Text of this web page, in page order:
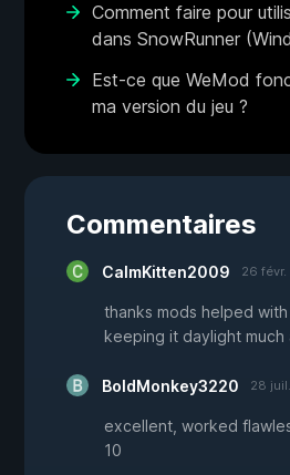
Comment faire pour
dans SnowRunner
Est-ce que WeMod
ma version du jeu ?
Commentaires
CalmKitten2009 26 févr.
thanks mods helped
keeping it daylight
BoldMonkey3220 28 juil.
excellent, worked
10